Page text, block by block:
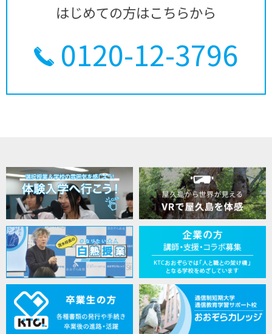
はじめての方はこちらから
0120-12-3796